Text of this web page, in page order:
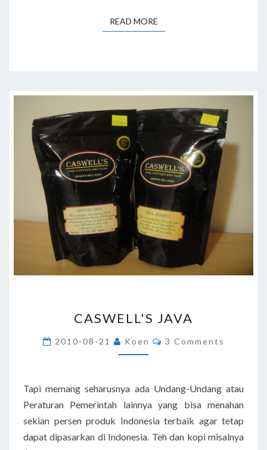
READ MOREREAD MORE
JAVA
CASWELL'S JAVA
2010-08-21 Koen Comments
3 Comments
Tapi memang seharusnya ada Undang-Undang atau
Peraturan Pemerintah lainnya yang bisa menahan
sekian persen produk Indonesia terbaik agar tetap
dapat dipasarkan di Indonesia. Teh dan kopi misalnya